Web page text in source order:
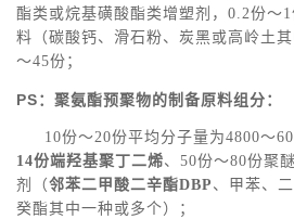
酯类或烷基磺酸酯类增塑剂，0.2份～
料（碳酸钙、滑石粉、炭黑或高岭土
～45份；
PS：聚氨酯预聚物的制备原料组分：
10份～20份平均分子量为4800～
14份端羟基聚丁二烯、50份～80份聚
剂（邻苯二甲酸二辛酯DBP 、甲苯、
癸酯其中一种或多个）；